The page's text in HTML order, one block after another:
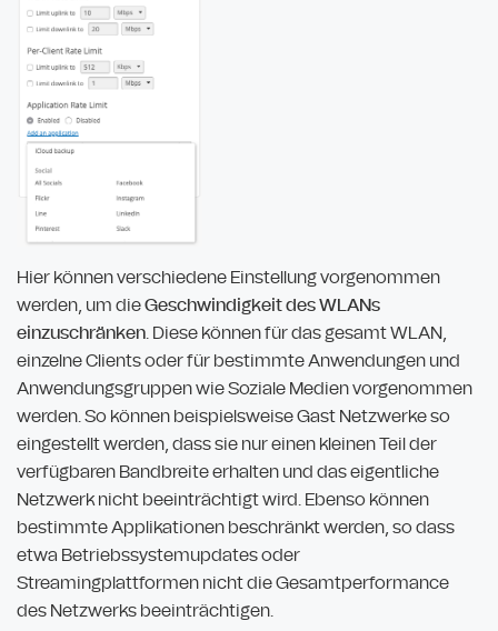
Hier können verschiedene Einstellung vorgenommen
werden, um dieGeschwindigkeit des WLANs
einzuschränken. Diese können für das gesamt WLAN,
einzelne Clients oder für bestimmte Anwendungen und
Anwendungsgruppen wie Soziale Medien vorgenommen
werden. So können beispielsweise Gast Netzwerke so
eingestellt werden, dass sie nur einen kleinen Teil der
verfügbaren Bandbreite erhalten und das eigentliche
Netzwerk nicht beeinträchtigt wird. Ebenso können
bestimmte Applikationen beschränkt werden, so dass
etwa Betriebssystemupdates oder
Streamingplattformen nicht die Gesamtperformance
des Netzwerks beeinträchtigen.